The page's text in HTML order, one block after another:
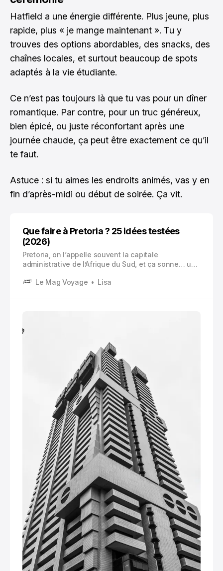
Hatfield a une énergie différente. Plus jeune, plus
rapide, plus « je mange maintenant ». Tu y
trouves des options abordables, des snacks, des
chaînes locales, et surtout beaucoup de spots
adaptés à la vie étudiante.
Ce n’est pas toujours là que tu vas pour un dîner
romantique. Par contre, pour un truc généreux,
bien épicé, ou juste réconfortant après une
journée chaude, ça peut être exactement ce qu’il
te faut.
Astuce : si tu aimes les endroits animés, vas y en
fin d’après-midi ou début de soirée. Ça vit.
Que faire à Pretoria ? 25 idées testées
(2026)
Pretoria, on l’appelle souvent la capitale
administrative de l’Afrique du Sud, et ça sonne… un
c’est une ville qui surprend.
Le Mag Voyage Lisa